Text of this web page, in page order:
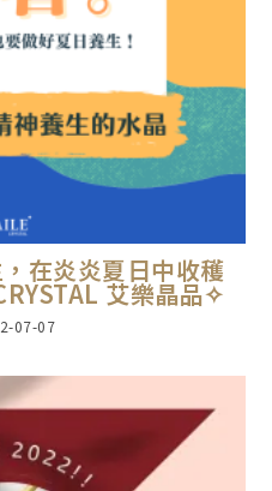
在炎炎夏日中收穫
艾樂晶品✧
07-07